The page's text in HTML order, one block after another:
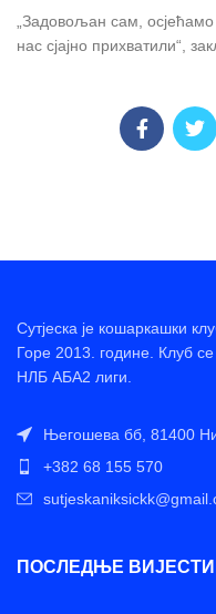
„Задовољан сам,
нас сјајно прихватили“,
Сутјеска је кошаркашки
Горе 2013. године. Клуб се
НЛБ АБА2 лиги.
Његошева бб, 81400
+382 68 155 570
ПОСЛЕДЊЕ ВИЈЕСТИ